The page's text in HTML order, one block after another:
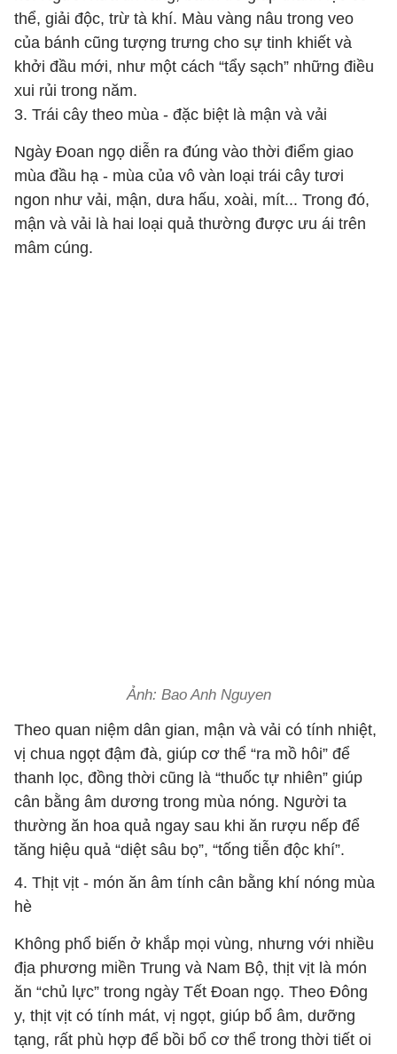
thể, giải độc, trừ tà khí. Màu vàng nâu trong veo
của bánh cũng tượng trưng cho sự tinh khiết và
khởi đầu mới, như một cách “tẩy sạch” những điều
xui rủi trong năm.
3. Trái cây theo mùa - đặc biệt là mận và vải
Ngày Đoan ngọ diễn ra đúng vào thời điểm giao
mùa đầu hạ - mùa của vô vàn loại trái cây tươi
ngon như vải, mận, dưa hấu, xoài, mít... Trong đó,
mận và vải là hai loại quả thường được ưu ái trên
mâm cúng.
Ảnh: Bao Anh Nguyen
Theo quan niệm dân gian, mận và vải có tính nhiệt,
vị chua ngọt đậm đà, giúp cơ thể “ra mồ hôi” để
thanh lọc, đồng thời cũng là “thuốc tự nhiên” giúp
cân bằng âm dương trong mùa nóng. Người ta
thường ăn hoa quả ngay sau khi ăn rượu nếp để
tăng hiệu quả “diệt sâu bọ”, “tống tiễn độc khí”.
4. Thịt vịt - món ăn âm tính cân bằng khí nóng mùa
hè
Không phổ biến ở khắp mọi vùng, nhưng với nhiều
địa phương miền Trung và Nam Bộ, thịt vịt là món
ăn “chủ lực” trong ngày Tết Đoan ngọ. Theo Đông
y, thịt vịt có tính mát, vị ngọt, giúp bổ âm, dưỡng
tạng, rất phù hợp để bồi bổ cơ thể trong thời tiết oi